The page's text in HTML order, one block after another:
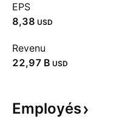
EPS
8,38 USD
Revenu
‪22,97 B‬ USD
Employés